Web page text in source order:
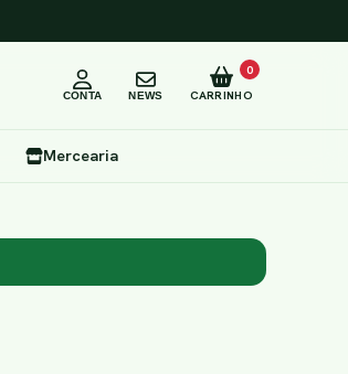
CONTA NEWS CARRINHO
0
Mercearia